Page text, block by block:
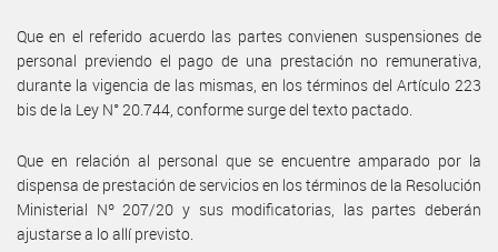
Que en el referido acuerdo las partes convienen suspensiones de
personal previendo el pago de una prestación no remunerativa,
durante la vigencia de las mismas, en los términos del Artículo 223
bis de la Ley N° 20.744, conforme surge del texto pactado.
Que en relación al personal que se encuentre amparado por la
dispensa de prestación de servicios en los términos de la Resolución
Ministerial Nº 207/20 y sus modificatorias, las partes deberán
ajustarse a lo allí previsto.